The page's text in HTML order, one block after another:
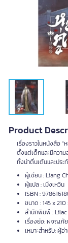
Product
เรื่องราวในหนังสือ
ตั้งแต่เด็กและมีควา
ทั้งน่าตื่นเต้นและประ
ผู้เขียน : Liang
ผู้แปล : เมิ่งเหวิน
ISBN :
ขนาด : 145 x
สำนักพิมพ์ : Lilac
เรื่องย่อ: ผจญภั
เหมาะสำหรับ: ผู้